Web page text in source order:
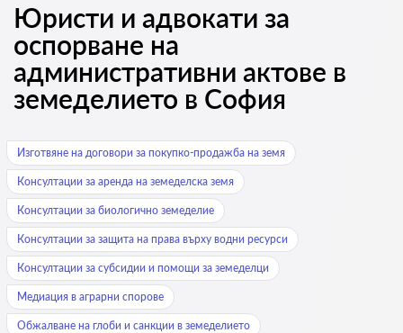
Юристи и адвокати за
оспорване на
административни актове в
земеделието в София
Изготвяне на договори за покупко-продажба на земя
Консултации за аренда на земеделска земя
Консултации за биологично земеделие
Консултации за защита на права върху водни ресурси
Консултации за субсидии и помощи за земеделци
Медиация в аграрни спорове
Обжалване на глоби и санкции в земеделието